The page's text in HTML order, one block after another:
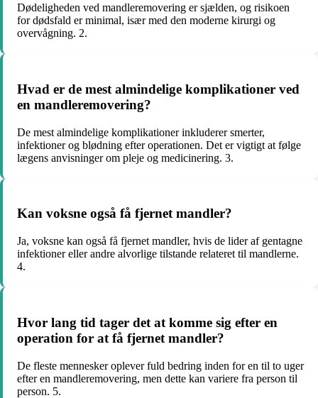
Dødeligheden ved mandleremovering er sjælden, og risikoen
for dødsfald er minimal, især med den moderne kirurgi og
overvågning. 2.
Hvad er de mest almindelige komplikationer ved
en mandleremovering?
De mest almindelige komplikationer inkluderer smerter,
infektioner og blødning efter operationen. Det er vigtigt at følge
lægens anvisninger om pleje og medicinering. 3.
Kan voksne også få fjernet mandler?
Ja, voksne kan også få fjernet mandler, hvis de lider af gentagne
infektioner eller andre alvorlige tilstande relateret til mandlerne.
4.
Hvor lang tid tager det at komme sig efter en
operation for at få fjernet mandler?
De fleste mennesker oplever fuld bedring inden for en til to uger
efter en mandleremovering, men dette kan variere fra person til
person. 5.